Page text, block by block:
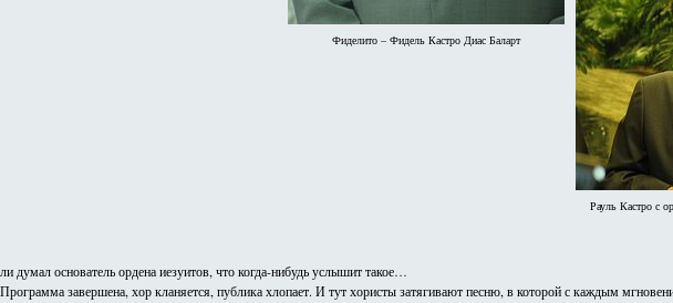
Фиделито – Фидель Кастро Диас Баларт
Рауль Кастро с
ли думал основатель ордена иезуитов, что когда-нибудь услышит такое…
Программа завершена, хор кланяется, публика хлопает. И тут хористы затягивают песню, в которой с каждым